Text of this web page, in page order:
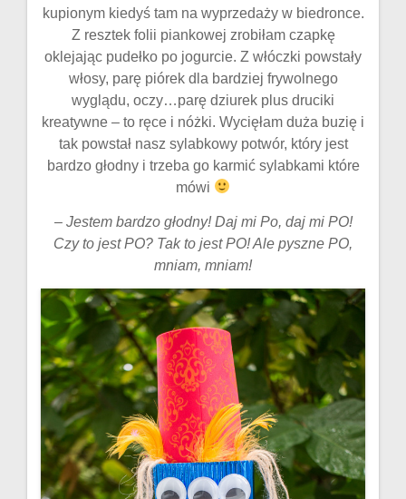
kupionym kiedyś tam na wyprzedaży w biedronce.
Z resztek folii piankowej zrobiłam czapkę
oklejając pudełko po jogurcie. Z włóczki powstały
włosy, parę piórek dla bardziej frywolnego
wyglądu, oczy…parę dziurek plus druciki
kreatywne – to ręce i nóżki. Wycięłam duża buzię i
tak powstał nasz sylabkowy potwór, który jest
bardzo głodny i trzeba go karmić sylabkami które
mówi
– Jestem bardzo głodny! Daj mi Po, daj mi PO!
Czy to jest PO? Tak to jest PO! Ale pyszne PO,
mniam, mniam!